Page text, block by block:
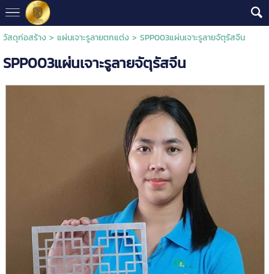
วัสดุก่อสร้าง> แผ่นเจาะรูลายตกแต่ง> SPP003แผ่นเจาะรูลายจัตุรัสจีน
SPP003แผ่นเจาะรูลายจัตุรัสจีน